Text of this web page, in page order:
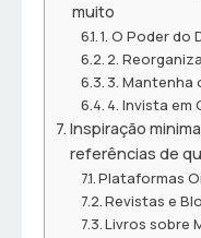
muito
1. O Poder
2.
3. Mantenha
4. Invista em
Inspiração
referências de
Plataformas
Revistas e
Livros sobre